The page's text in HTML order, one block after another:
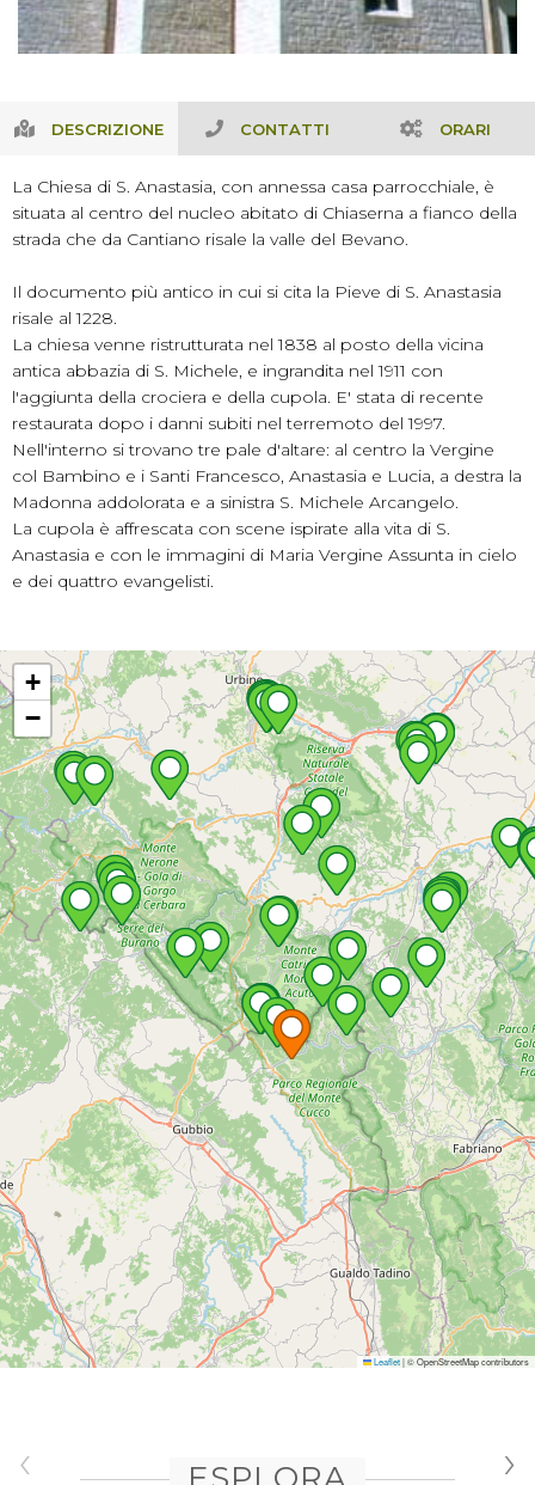
DESCRIZIONE CONTATTI ORARI
La Chiesa di S. Anastasia, con annessa casa parrocchiale, è
situata al centro del nucleo abitato di Chiaserna a fianco della
strada che da Cantiano risale la valle del Bevano.
Il documento più antico in cui si cita la Pieve di S. Anastasia
risale al 1228.
La chiesa venne ristrutturata nel 1838 al posto della vicina
antica abbazia di S. Michele, e ingrandita nel 1911 con
l'aggiunta della crociera e della cupola. E' stata di recente
restaurata dopo i danni subiti nel terremoto del 1997.
Nell'interno si trovano tre pale d'altare: al centro la Vergine
col Bambino e i Santi Francesco, Anastasia e Lucia, a destra la
Madonna addolorata e a sinistra S. Michele Arcangelo.
La cupola è affrescata con scene ispirate alla vita di S.
Anastasia e con le immagini di Maria Vergine Assunta in cielo
e dei quattro evangelisti.
+
−
Leaflet|© OpenStreetMap contributors
‹ ›